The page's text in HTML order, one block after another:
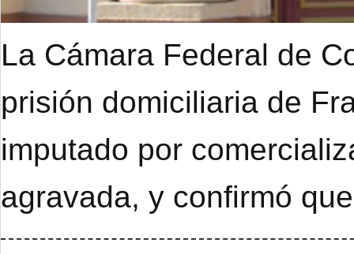
La Cámara Federal de
prisión domiciliaria de
imputado por
agravada, y confirmó